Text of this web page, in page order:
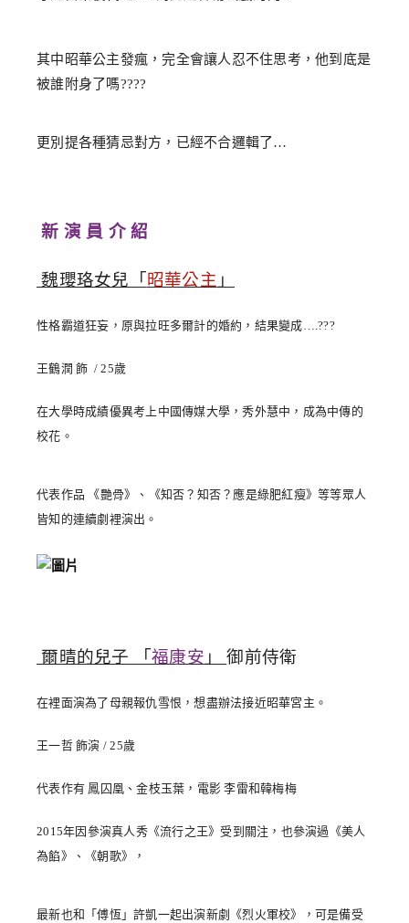
其中昭華公主發瘋，完全會讓人忍不住思考，他到底是
被誰附身了嗎????
更別提各種猜忌對方，已經不合邏輯了…
新 演 員 介 紹
魏瓔珞女兒「 昭華公主 」
性格霸道狂妄，原與拉旺多爾計的婚約，結果變成….???
王鶴潤 飾 / 25歲
在大學時成績優異考上中國傳媒大學，秀外慧中，成為中傳的
校花。
代表作品 《艷骨》、《知否？知否？應是綠肥紅瘦》等等眾人
皆知的連續劇裡演出。
爾晴的兒子 「 福康安 」御前侍衛
在裡面演為了母親報仇雪恨，想盡辦法接近昭華宮主。
王一哲 飾演 / 25歲
代表作有 鳳囚凰、金枝玉葉，電影 李雷和韓梅梅
2015年因參演真人秀《流行之王》受到關注，也參演過《美人
為餡》、《朝歌》，
最新也和「傅恆」許凱一起出演新劇《烈火軍校》，可是備受